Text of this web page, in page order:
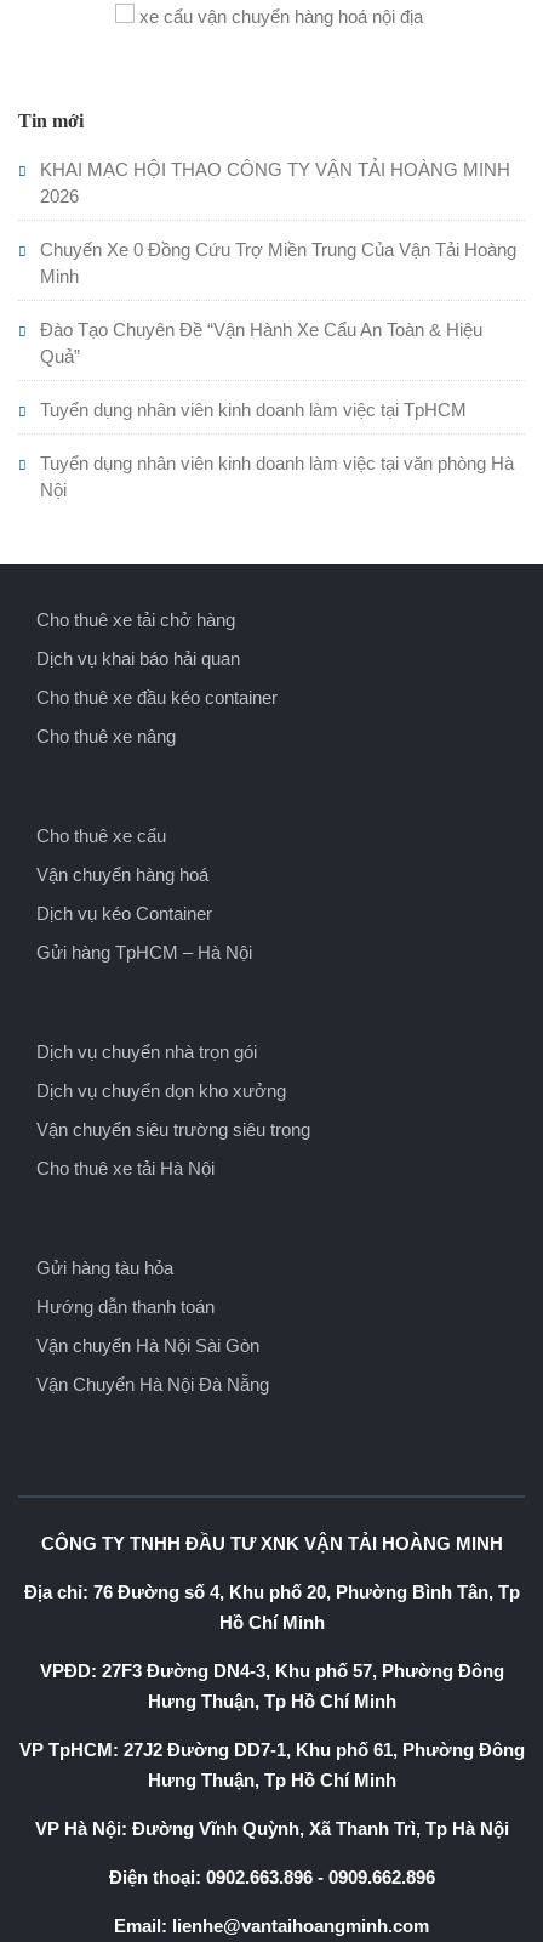
Tin mới
KHAI MẠC HỘI THAO CÔNG TY VẬN TẢI HOÀNG MINH
2026
Chuyến Xe 0 Đồng Cứu Trợ Miền Trung Của Vận Tải Hoàng
Minh
Đào Tạo Chuyên Đề “Vận Hành Xe Cẩu An Toàn & Hiệu
Quả”
Tuyển dụng nhân viên kinh doanh làm việc tại TpHCM
Tuyển dụng nhân viên kinh doanh làm việc tại văn phòng Hà
Nội
Cho thuê xe tải chở hàng
Dịch vụ khai báo hải quan
Cho thuê xe đầu kéo container
Cho thuê xe nâng
Cho thuê xe cẩu
Vận chuyển hàng hoá
Dịch vụ kéo Container
Gửi hàng TpHCM – Hà Nội
Dịch vụ chuyển nhà trọn gói
Dịch vụ chuyển dọn kho xưởng
Vận chuyển siêu trường siêu trọng
Cho thuê xe tải Hà Nội
Gửi hàng tàu hỏa
Hướng dẫn thanh toán
Vận chuyển Hà Nội Sài Gòn
Vận Chuyển Hà Nội Đà Nẵng
CÔNG TY TNHH ĐẦU TƯ XNK VẬN TẢI HOÀNG MINH
Địa chỉ: 76 Đường số 4, Khu phố 20, Phường Bình Tân, Tp
Hồ Chí Minh
VPĐD: 27F3 Đường DN4-3, Khu phố 57, Phường Đông
Hưng Thuận, Tp Hồ Chí Minh
VP TpHCM: 27J2 Đường DD7-1, Khu phố 61, Phường Đông
Hưng Thuận, Tp Hồ Chí Minh
VP Hà Nội: Đường Vĩnh Quỳnh, Xã Thanh Trì, Tp Hà Nội
Điện thoại: 0902.663.896- 0909.662.896
Email: lienhe@vantaihoangminh.com